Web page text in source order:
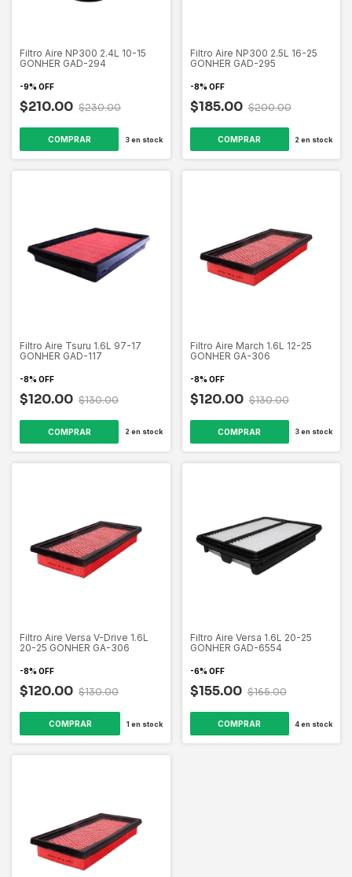
Filtro Aire NP300 2.4L 10-15
GONHER GAD-294
-9% OFF
$210.00 $230.00
3en stock
Filtro Aire NP300 2.5L 16-25
GONHER GAD-295
-8% OFF
$185.00 $200.00
2 en stock
Filtro Aire Tsuru 1.6L 97-17
GONHER GAD-117
-8% OFF
$120.00 $130.00
2 en stock
Filtro Aire March 1.6L 12-25
GONHER GA-306
-8% OFF
$120.00 $130.00
3en stock
Filtro Aire Versa V-Drive 1.6L
20-25 GONHER GA-306
-8% OFF
$120.00 $130.00
1 en stock
Filtro Aire Versa 1.6L 20-25
GONHER GAD-6554
-6% OFF
$155.00 $165.00
4en stock